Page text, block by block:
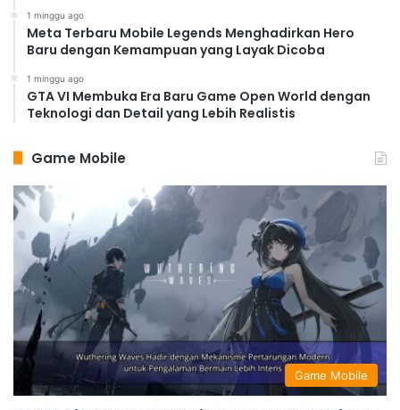
1 minggu ago
Meta Terbaru Mobile Legends Menghadirkan Hero
Baru dengan Kemampuan yang Layak Dicoba
1 minggu ago
GTA VI Membuka Era Baru Game Open World dengan
Teknologi dan Detail yang Lebih Realistis
Game Mobile
Game Mobile